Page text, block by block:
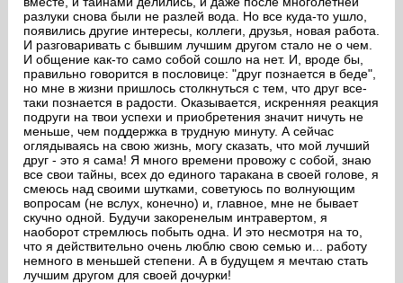
разлуки снова были не разлей вода. Но все куда-то ушло,
появились другие интересы, коллеги, друзья, новая работа.
И разговаривать с бывшим лучшим другом стало не о чем.
И общение как-то само собой сошло на нет. И, вроде бы,
правильно говорится в пословице: "друг познается в беде",
но мне в жизни пришлось столкнуться с тем, что друг все-
таки познается в радости. Оказывается, искренняя реакция
подруги на твои успехи и приобретения значит ничуть не
меньше, чем поддержка в трудную минуту. А сейчас
оглядываясь на свою жизнь, могу сказать, что мой лучший
друг - это я сама! Я много времени провожу с собой, знаю
все свои тайны, всех до единого таракана в своей голове, я
смеюсь над своими шутками, советуюсь по волнующим
вопросам (не вслух, конечно) и, главное, мне не бывает
скучно одной. Будучи закоренелым интравертом, я
наоборот стремлюсь побыть одна. И это несмотря на то,
что я действительно очень люблю свою семью и... работу
немного в меньшей степени. А в будущем я мечтаю стать
лучшим другом для своей дочурки!